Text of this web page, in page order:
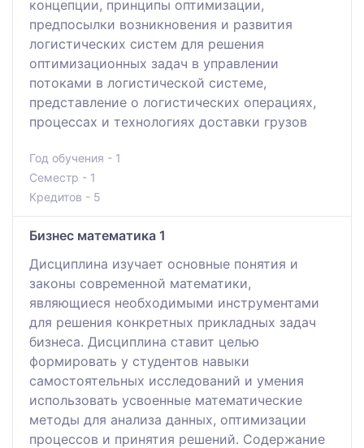
концепции, принципы оптимизации,
предпосылки возникновения и развития
логистических систем для решения
оптимизационных задач в управлении
потоками в логистической системе,
представление о логистических операциях,
процессах и технологиях доставки грузов
Год обучения - 1
Семестр - 1
Кредитов - 5
Бизнеc математика 1
Дисциплина изучает основные понятия и
законы современной математики,
являющиеся необходимыми инструментами
для решения конкретных прикладных задач
бизнеса. Дисциплина ставит целью
формировать у студентов навыки
самостоятельных исследований и умения
использовать усвоенные математические
методы для анализа данных, оптимизации
процессов и принятия решений. Содержание